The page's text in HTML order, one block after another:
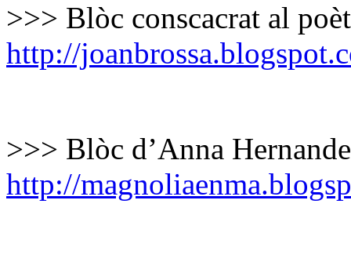
>>> Blòc conscacrat al
http://
>>> Blòc d’Anna
http://